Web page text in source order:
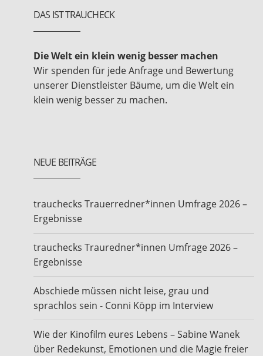
DAS IST TRAUCHECK
Die Welt ein klein wenig besser machen
Wir spenden für jede Anfrage und Bewertung
unserer Dienstleister Bäume, um die Welt ein
klein wenig besser zu machen.
NEUE BEITRÄGE
trauchecks Trauerredner*innen Umfrage 2026 –
Ergebnisse
trauchecks Trauredner*innen Umfrage 2026 –
Ergebnisse
Abschiede müssen nicht leise, grau und
sprachlos sein - Conni Köpp im Interview
Wie der Kinofilm eures Lebens – Sabine Wanek
über Redekunst, Emotionen und die Magie freier